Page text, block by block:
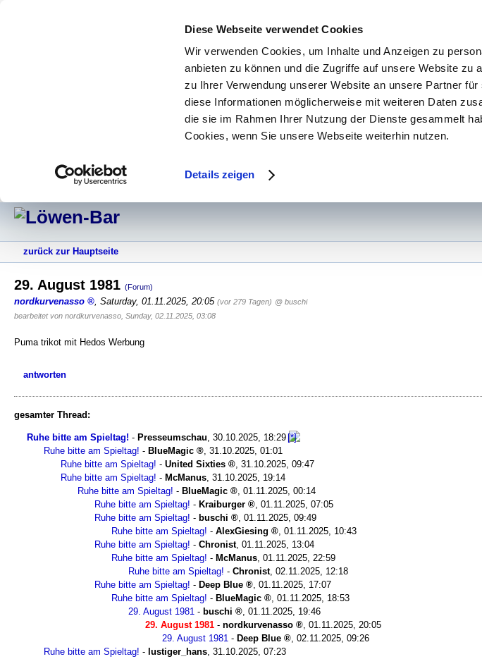
Diese Webseite verwendet Cookies
Wir verwenden Cookies, um Inhalte und Anzeigen zu
anbieten zu können und die Zugriffe auf unsere Website zu
zu Ihrer Verwendung unserer Website an unsere Partner
diese Informationen möglicherweise mit weiteren Daten
die sie im Rahmen Ihrer Nutzung der Dienste gesammelt
Cookies, wenn Sie unsere Webseite weiterhin nutzen.
Details zeigen
zurück zur Hauptseite
29. August 1981 (Forum)
nordkurvenasso , Saturday, 01.11.2025, 20:05 (vor 279 Tagen) @ buschi
bearbeitet von nordkurvenasso, Sunday, 02.11.2025, 03:08
Puma trikot mit Hedos Werbung
antworten
gesamter Thread:
Ruhe bitte am Spieltag! - Presseumschau, 30.10.2025, 18:29
Ruhe bitte am Spieltag! - BlueMagic , 31.10.2025, 01:01
Ruhe bitte am Spieltag! - United Sixties , 31.10.2025, 09:47
Ruhe bitte am Spieltag! - McManus, 31.10.2025, 19:14
Ruhe bitte am Spieltag! - BlueMagic , 01.11.2025, 00:14
Ruhe bitte am Spieltag! - Kraiburger , 01.11.2025, 07:05
Ruhe bitte am Spieltag! - buschi , 01.11.2025, 09:49
Ruhe bitte am Spieltag! - AlexGiesing , 01.11.2025, 10:43
Ruhe bitte am Spieltag! - Chronist, 01.11.2025, 13:04
Ruhe bitte am Spieltag! - McManus, 01.11.2025, 22:59
Ruhe bitte am Spieltag! - Chronist, 02.11.2025, 12:18
Ruhe bitte am Spieltag! - Deep Blue , 01.11.2025, 17:07
Ruhe bitte am Spieltag! - BlueMagic , 01.11.2025, 18:53
29. August 1981 - buschi , 01.11.2025, 19:46
29. August 1981 - nordkurvenasso , 01.11.2025, 20:05
29. August 1981 - Deep Blue , 02.11.2025, 09:26
Ruhe bitte am Spieltag! - lustiger_hans, 31.10.2025, 07:23